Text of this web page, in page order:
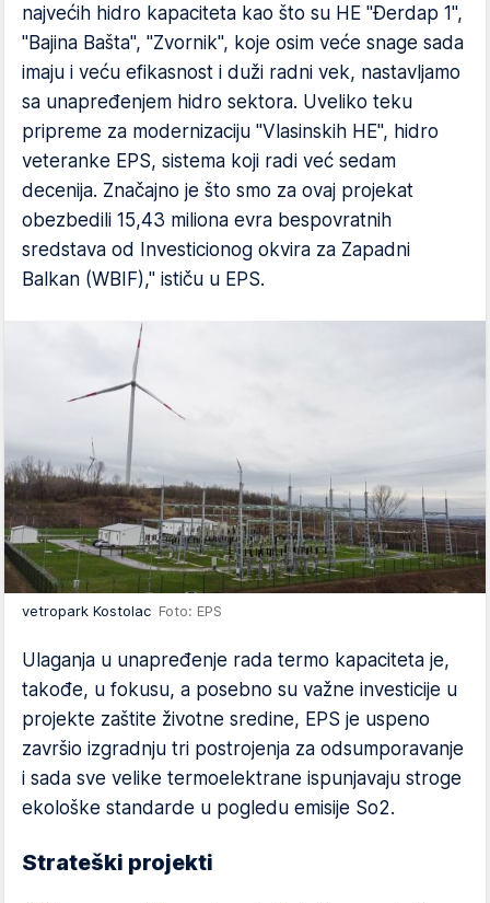
najvećih hidro kapaciteta kao što su HE "Đerdap 1",
"Bajina Bašta", "Zvornik", koje osim veće snage sada
imaju i veću efikasnost i duži radni vek, nastavljamo
sa unapređenjem hidro sektora. Uveliko teku
pripreme za modernizaciju "Vlasinskih HE", hidro
veteranke EPS, sistema koji radi već sedam
decenija. Značajno je što smo za ovaj projekat
obezbedili 15,43 miliona evra bespovratnih
sredstava od Investicionog okvira za Zapadni
Balkan (WBIF)," ističu u EPS.
vetropark Kostolac Foto: EPS
Ulaganja u unapređenje rada termo kapaciteta je,
takođe, u fokusu, a posebno su važne investicije u
projekte zaštite životne sredine, EPS je uspeno
završio izgradnju tri postrojenja za odsumporavanje
i sada sve velike termoelektrane ispunjavaju stroge
ekološke standarde u pogledu emisije So2.
Strateški projekti